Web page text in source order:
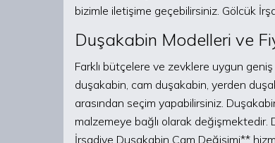
bizimle iletişime geçebilirsiniz. Gölcük
Duşakabin Modelleri ve
Farklı bütçelere ve zevklere uygun
duşakabin, cam duşakabin, yerden
arasından seçim yapabilirsiniz.
malzemeye bağlı olarak
İrşadiye Duşakabin Cam Değişimi**